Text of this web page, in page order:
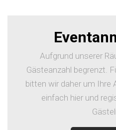
Aufgrund unserer
Gästeanzahl begrenzt.
bitten wir daher um Ihre
einfach hier und